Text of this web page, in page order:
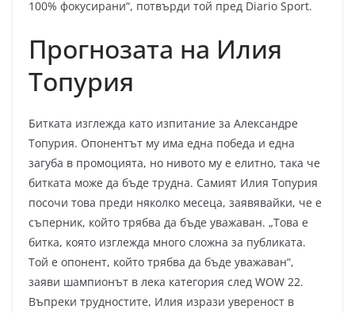
100% фокусирани“, потвърди той пред Diario Sport.
Прогнозата на Илия
Топурия
Битката изглежда като изпитание за Александре
Топурия. Опонентът му има една победа и една
загуба в промоцията, но нивото му е елитно, така че
битката може да бъде трудна. Самият Илия Топурия
посочи това преди няколко месеца, заявявайки, че е
съперник, който трябва да бъде уважаван. „Това е
битка, която изглежда много сложна за публиката.
Той е опонент, който трябва да бъде уважаван“,
заяви шампионът в лека категория след WOW 22.
Въпреки трудностите, Илия изрази увереност в